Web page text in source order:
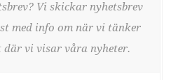
Vi skickar nyhetsbrev
med info om när vi tänker
där vi visar våra nyheter.